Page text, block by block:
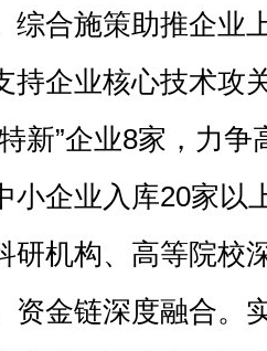
综合施策助推企业
持企业核心技术攻
新”企业8家，力
小企业入库20家以
研机构、高等院校
资金链深度融合。